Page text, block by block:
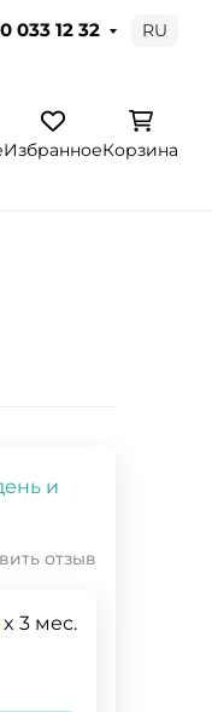
033 12 32 RU
ИзбранноеКорзина
и
отзыв
x 3 мес.